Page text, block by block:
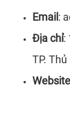
Email :
Địa chỉ:
TP.
Website